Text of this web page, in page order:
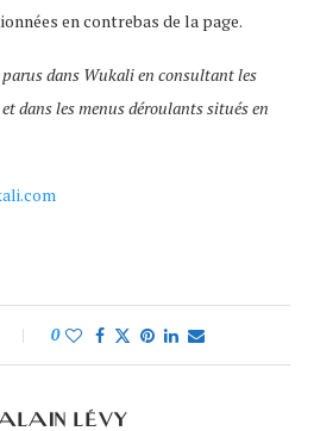
en contrebas de la page.
dans Wukali en consultant les
dans les menus déroulants situés en
0
ALAIN LÉVY